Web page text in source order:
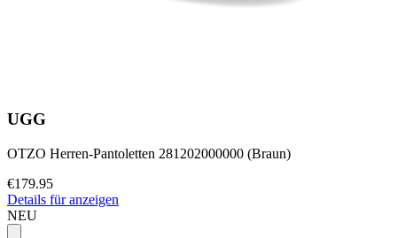
UGG
OTZO Herren-Pantoletten 281202000000 (Braun)
€179.95
Details für anzeigen
NEU